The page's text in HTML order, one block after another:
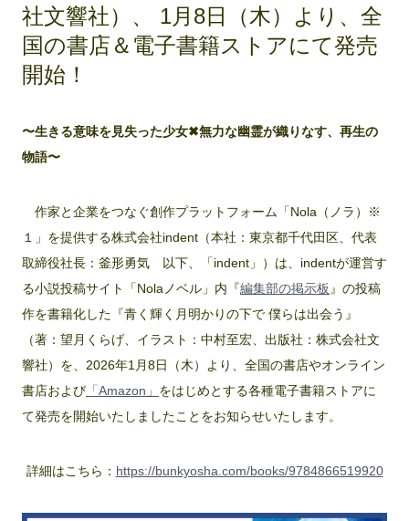
社文響社）、 1月8日（木）より、全
国の書店＆電子書籍ストアにて発売
開始！
〜生きる意味を見失った少女✖無力な幽霊が織りなす、再生の
物語〜
作家と企業をつなぐ創作プラットフォーム「Nola（ノラ）※
１」を提供する株式会社indent（本社：東京都千代田区、代表
取締役社長：釜形勇気 以下、「indent」）は、indentが運営す
る小説投稿サイト「Nolaノベル」内『編集部の掲示板 』の投稿
作を書籍化した『青く輝く月明かりの下で 僕らは出会う』
（著：望月くらげ、イラスト：中村至宏、出版社：株式会社文
響社）を、2026年1月8日（木）より、全国の書店やオンライン
書店および 「Amazon」 をはじめとする各種電子書籍ストアに
て発売を開始いたしましたことをお知らせいたします。
詳細はこちら： https://bunkyosha.com/books/9784866519920